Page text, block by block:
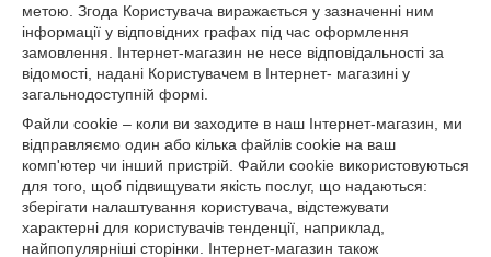
метою. Згода Користувача виражається у зазначенні ним
інформації у відповідних графах під час оформлення
замовлення. Інтернет-магазин не несе відповідальності за
відомості, надані Користувачем в Інтернет- магазині у
загальнодоступній формі.
Файли cookie – коли ви заходите в наш Інтернет-магазин, ми
відправляємо один або кілька файлів cookie на ваш
комп'ютер чи інший пристрій. Файли cookie використовуються
для того, щоб підвищувати якість послуг, що надаються:
зберігати налаштування користувача, відстежувати
характерні для користувачів тенденції, наприклад,
найпопулярніші сторінки. Інтернет-магазин також